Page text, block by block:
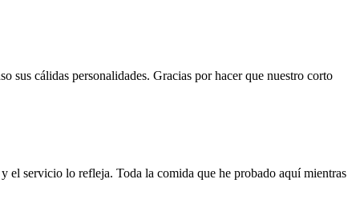
sus cálidas personalidades. Gracias por hacer que nuestro corto
el servicio lo refleja. Toda la comida que he probado aquí mientras